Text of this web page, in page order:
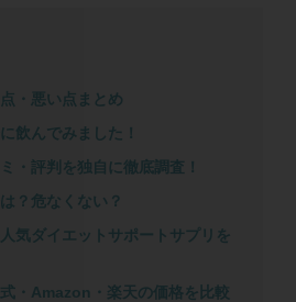
・悪い点まとめ
飲んでみました！
・評判を独自に徹底調査！
？危なくない？
気ダイエットサポートサプリを
式・Amazon・楽天の価格を比較